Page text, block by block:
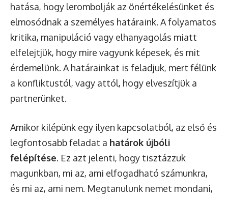
hatása, hogy lerombolják az önértékelésünket és
elmosódnak a személyes határaink. A folyamatos
kritika, manipuláció vagy elhanyagolás miatt
elfelejtjük, hogy mire vagyunk képesek, és mit
érdemelünk. A határainkat is feladjuk, mert félünk
a konfliktustól, vagy attól, hogy elveszítjük a
partnerünket.
Amikor kilépünk egy ilyen kapcsolatból, az első és
legfontosabb feladat a határok újbóli
felépítése. Ez azt jelenti, hogy tisztázzuk
magunkban, mi az, ami elfogadható számunkra,
és mi az, ami nem. Megtanulunk nemet mondani,